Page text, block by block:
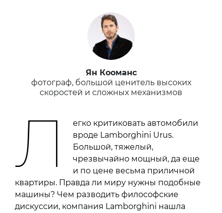
Ян Кооманс
фотограф, большой ценитель высоких
скоростей и сложных механизмов
Л
егко критиковать автомобили
вроде Lamborghini Urus.
Большой, тяжелый,
чрезвычайно мощный, да еще
и по цене весьма приличной
квартиры. Правда ли миру нужны подобные
машины? Чем разводить философские
дискуссии, компания Lamborghini нашла